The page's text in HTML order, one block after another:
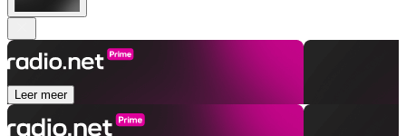
Leer meer